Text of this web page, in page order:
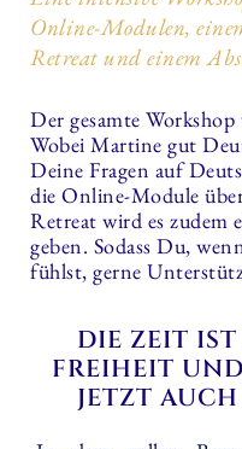
Online-Modulen,
Retreat und einem
Der gesamte
Wobei Martine gut
Deine Fragen auf
die Online-Module
Retreat wird es zudem
geben. Sodass Du,
fühlst, gerne
DIE ZEIT
FREIHEIT
JETZT